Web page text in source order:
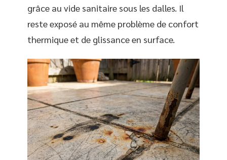
grâce au vide sanitaire sous les dalles. Il
reste exposé au même problème de confort
thermique et de glissance en surface.